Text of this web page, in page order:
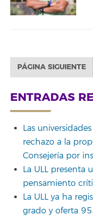
PÁGINA SIGUIENTE
ENTRADAS
Las
rechazo a la
Consejería por
La ULL presenta
pensamiento
La ULL ya ha
grado y oferta